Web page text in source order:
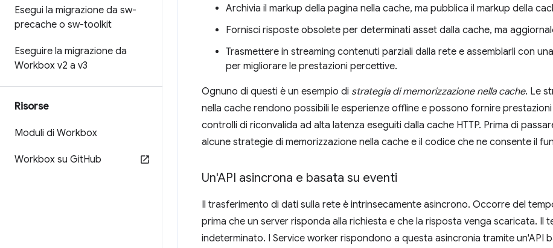
Esegui la migrazione da sw-
precache o sw-toolkit
Eseguire la migrazione da
Workbox v2 a v3
Risorse
Moduli di Workbox
Workbox su GitHub
Archivia il markup della pagina nella cache, ma pubblica il markup della
Fornisci risposte obsolete per determinati asset dalla cache, ma
Trasmettere in streaming contenuti parziali dalla rete e assemblarli con
per migliorare le prestazioni percettive.
Ognuno di questi è un esempio di strategia di memorizzazione nella cache. Le
nella cache rendono possibili le esperienze offline e possono fornire
controlli di riconvalida ad alta latenza eseguiti dalla cache HTTP. Prima di
alcune strategie di memorizzazione nella cache e il codice che ne consente il
Un'API asincrona e basata su eventi
Il trasferimento di dati sulla rete è intrinsecamente asincrono. Occorre del
prima che un server risponda alla richiesta e che la risposta venga scaricata. Il
indeterminato. I Service worker rispondono a questa asincronia tramite un'API